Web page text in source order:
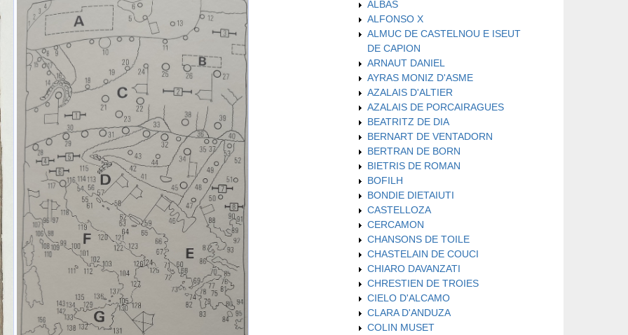
ALBAS
ALFONSO X
ALMUC DE CASTELNOU E ISEUT
DE CAPION
ARNAUT DANIEL
AYRAS MONIZ D'ASME
AZALAIS D'ALTIER
AZALAIS DE PORCAIRAGUES
BEATRITZ DE DIA
BERNART DE VENTADORN
BERTRAN DE BORN
BIETRIS DE ROMAN
BOFILH
BONDIE DIETAIUTI
CASTELLOZA
CERCAMON
CHANSONS DE TOILE
CHASTELAIN DE COUCI
CHIARO DAVANZATI
CHRESTIEN DE TROIES
CIELO D'ALCAMO
CLARA D'ANDUZA
COLIN MUSET